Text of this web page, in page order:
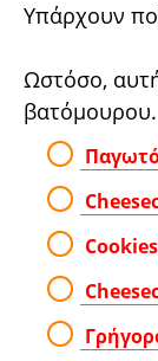
Υπάρχουν
Ωστόσο,
βατόμουρου.